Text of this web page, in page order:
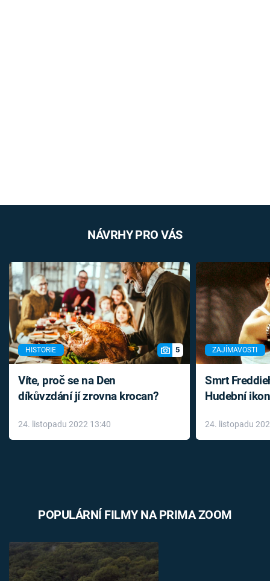
NÁVRHY PRO VÁS
HISTORIE 5
Víte, proč se na Den
díkůvzdání jí zrovna krocan?
24. listopadu 2022 13:40
ZAJÍMAVOSTI
Smrt
Hudební
léky
24. listopadu
POPULÁRNÍ FILMY NA PRIMA ZOOM